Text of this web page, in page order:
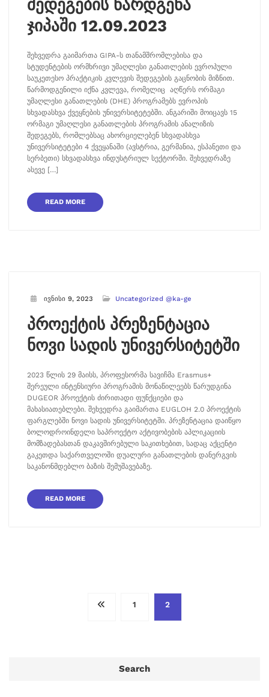
შედეგების წარდგენა
ჯიპაში 12.09.2023
შეხვედრა გაიმართა GIPA-ს თანამშრომლებისა და
სტუდენტების ორმხრივი უმაღლესი განათლების ევროპული
საუკეთესო პრაქტიკის კვლევის შედეგების გაცნობის მიზნით.
წარმოდგენილი იქნა კვლევა, რომელიც აღწერს ორმაგი
უმაღლესი განათლების (DHE) პროგრამებს ევროპის
სხვადასხვა ქვეყნების უნივერსიტეტებში. ანგარიში მოიცავს 15
ორმაგი უმაღლესი განათლების პროგრამის ანალიზის
შედეგებს, რომლებსაც ახორციელებენ სხვადასხვა
უნივერსიტეტები 4 ქვეყანაში (ავსტრია, გერმანია, ესპანეთი და
სერბეთი) სხვადასხვა ინდუსტრიულ სექტორში. შეხვედრაზე
ასევე […]
READ MORE
ივნისი 9, 2023 Uncategorized @ka-ge
პროექტის პრეზენტაცია
ნოვი სადის უნივერსიტეტში
2023 წლის 29 მაისს, პროფესორმა სავიჩმა Erasmus+
შერეული ინტენსიური პროგრამის მონაწილეებს წარუდგინა
DUGEOR პროექტის ძირითადი ფუნქციები და
მახასიათებლები. შეხვედრა გაიმართა EUGLOH 2.0 პროექტის
ფარგლებში ნოვი სადის უნივერსიტეტში. პრეზენტაცია დაიწყო
ბოლოდროინდელი საპროექტო აქტივობების აპლიკაციის
მომზადებასთან დაკავშირებული საკითხებით, სადაც აქცენტი
გაკეთდა საქართველოში დუალური განათლების დანერგვის
საკანონმდებლო ბაზის შემუშავებაზე.
READ MORE
ჩანაწერების
1 2
Search